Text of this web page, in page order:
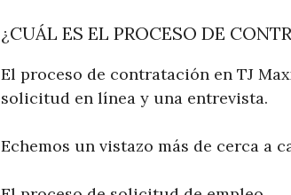
¿CUÁL ES EL PROCESO DE
El proceso de contratación en TJ
solicitud en línea y una entrevista.
Echemos un vistazo más de cerca a